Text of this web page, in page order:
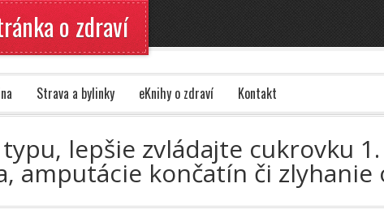
o zdraví
Strava a bylinky eKnihy o zdraví Kontakt
lepšie zvládajte cukrovku
amputácie končatín či